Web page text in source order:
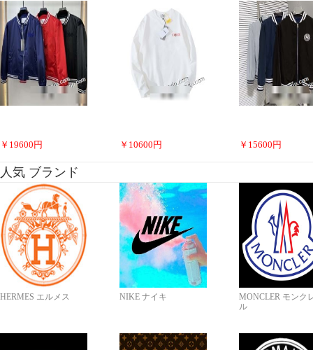
￥ 19600 円 ￥ 10600 円 ￥ 15600 円
人気 ブランド
HERMES エルメス NIKE ナイキ
MONCLER モンク
ル